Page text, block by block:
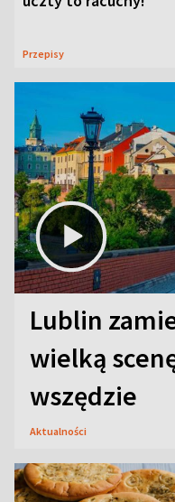
Przepisy
Lublin
wielką
wszędzie
Aktualności